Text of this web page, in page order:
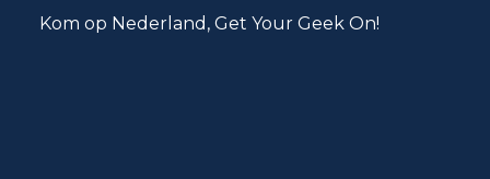
Kom op Nederland, Get Your Geek On!
E-mailadres